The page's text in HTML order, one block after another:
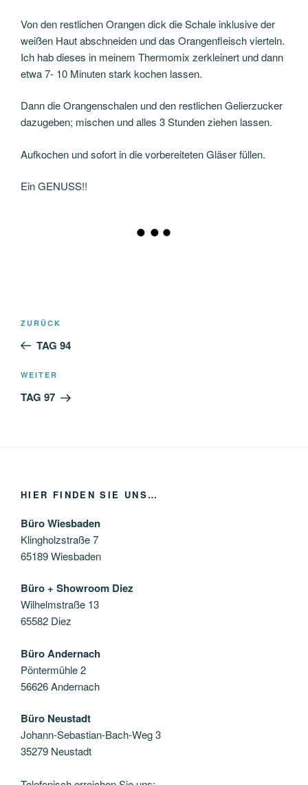
Von den restlichen Orangen dick die Schale inklusive der
weißen Haut abschneiden und das Orangenfleisch vierteln.
Ich hab dieses in meinem Thermomix zerkleinert und dann
etwa 7- 10 Minuten stark kochen lassen.
Dann die Orangenschalen und den restlichen Gelierzucker
dazugeben; mischen und alles 3 Stunden ziehen lassen.
Aufkochen und sofort in die vorbereiteten Gläser füllen.
Ein GENUSS!!
Beitragsnavigation
Vorheriger
Beitrag
ZURÜCK
TAG 94
Nächster
Beitrag
WEITER
TAG 97
HIER FINDEN SIE UNS…
Büro Wiesbaden
Klingholzstraße 7
65189 Wiesbaden
Büro + Showroom Diez
Wilhelmstraße 13
65582 Diez
Büro Andernach
Pöntermühle 2
56626 Andernach
Büro Neustadt
Johann-Sebastian-Bach-Weg 3
35279 Neustadt